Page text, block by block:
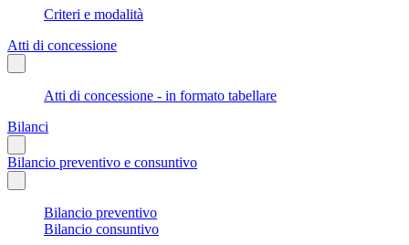
Criteri e modalità
Atti di concessione
Atti di concessione - in formato tabellare
Bilanci
Bilancio preventivo e consuntivo
Bilancio preventivo
Bilancio consuntivo